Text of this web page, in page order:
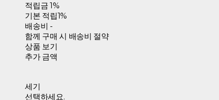
적립금 1%
기본 적립1%
배송비 -
함께 구매 시 배송비 절약
상품 보기
추가 금액
세기
선택하세요.